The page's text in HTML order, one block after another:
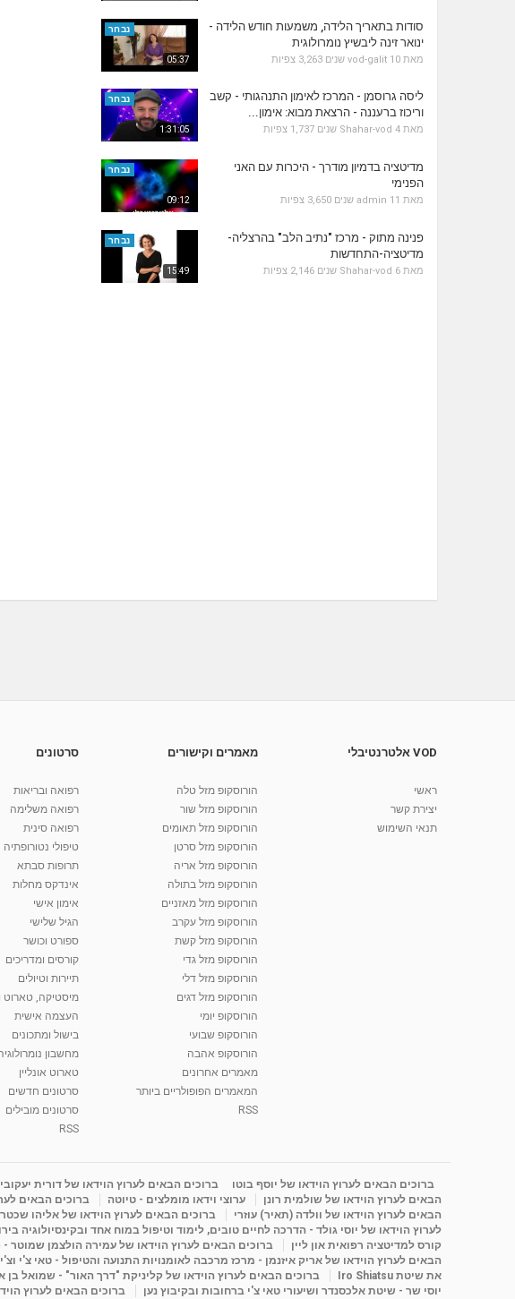
05:37
נבחר
סודות בתאריך הלידה, משמעות חודש הלידה -
ינואר זינה ליבשיץ נומרולוגית
מאת vod-galit 10 שנים 3,263 צפיות
1:31:05
נבחר
ליסה גרוסמן - המרכז לאימון התנהגותי - קשב
וריכוז ברעננה - הרצאת מבוא: אימון...
מאת Shahar-vod 4 שנים 1,737 צפיות
09:12
נבחר
מדיטציה בדמיון מודרך - היכרות עם האני
הפנימי
מאת admin 11 שנים 3,650 צפיות
15:49
נבחר
פנינה מתוק - מרכז "נתיב הלב" בהרצליה-
מדיטציה-התחדשות
מאת Shahar-vod 6 שנים 2,146 צפיות
VOD אלטרנטיבלי
ראשי
יצירת קשר
תנאי השימוש
מאמרים וקישורים
הורוסקופ מזל טלה
הורוסקופ מזל שור
הורוסקופ מזל תאומים
הורוסקופ מזל סרטן
הורוסקופ מזל אריה
הורוסקופ מזל בתולה
הורוסקופ מזל מאזניים
הורוסקופ מזל עקרב
הורוסקופ מזל קשת
הורוסקופ מזל גדי
הורוסקופ מזל דלי
הורוסקופ מזל דגים
הורוסקופ יומי
הורוסקופ שבועי
הורוסקופ אהבה
מאמרים אחרונים
המאמרים הפופולריים ביותר
RSS
סרטונים
רפואה ובריאות
רפואה משלימה
רפואה סינית
טיפולי נטורופתיה
תרופות סבתא
אינדקס מחלות
אימון אישי
הגיל שלישי
ספורט וכושר
קורסים ומדריכים
תיירות וטיולים
מיסטיקה, טארוט
העצמה אישית
בישול ומתכונים
מחשבון
טארוט אונליין
סרטונים חדשים
סרטונים מובילים
RSS
ברוכים הבאים לערוץ הוידאו של יוסף בוטו ברוכים הבאים לערוץ הוידאו של דורית יעקובי
הבאים לערוץ הוידאו של שולמית רונן
ערוצי וידאו מומלצים - טיוטה ברוכים הבאים
הבאים לערוץ הוידאו של וולדה (תאיר) עוזרי
ברוכים הבאים לערוץ הוידאו של אליהו שכטר
לערוץ הוידאו של יוסי גולד - הדרכה לחיים טובים, לימוד וטיפול במוח אחד ובקינסיולוגיה
קורס למדיטציה רפואית און ליין
ברוכים הבאים לערוץ הוידאו של עמירה הולצמן
הבאים לערוץ הוידאו של אריק איזנמן - מרכז מרכבה לאומנויות התנועה והטיפול - טאי צ'י
את שיטת Iro Shiatsu
ברוכים הבאים לערוץ הוידאו של קליניקת "דרך האור" - שמואל
יוסי שר - שיטת אלכסנדר ושיעורי טאי צ'י ברחובות ובקיבוץ נען
ברוכים הבאים לערוץ